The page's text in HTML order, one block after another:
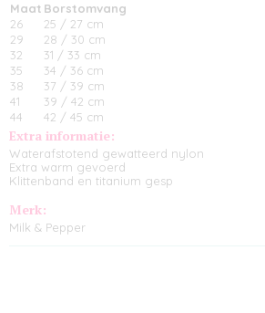
Maat Borstomvang
26
25 / 27 cm
29
28 / 30 cm
32
31 / 33 cm
35
34 / 36 cm
38
37 / 39 cm
41
39 / 42 cm
44
42 / 45 cm
Extra informatie:
Waterafstotend gewatteerd nylon
Extra warm gevoerd
Klittenband en titanium gesp
Merk:
Milk & Pepper